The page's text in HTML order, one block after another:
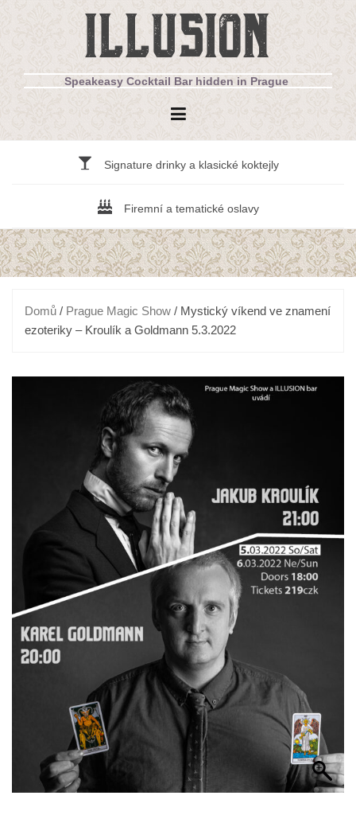
ILLUSION
Speakeasy Cocktail Bar hidden in Prague
Signature drinky a klasické koktejly
Firemní a tematické oslavy
Domů / Prague Magic Show / Mystický víkend ve znamení
ezoteriky – Kroulík a Goldmann 5.3.2022